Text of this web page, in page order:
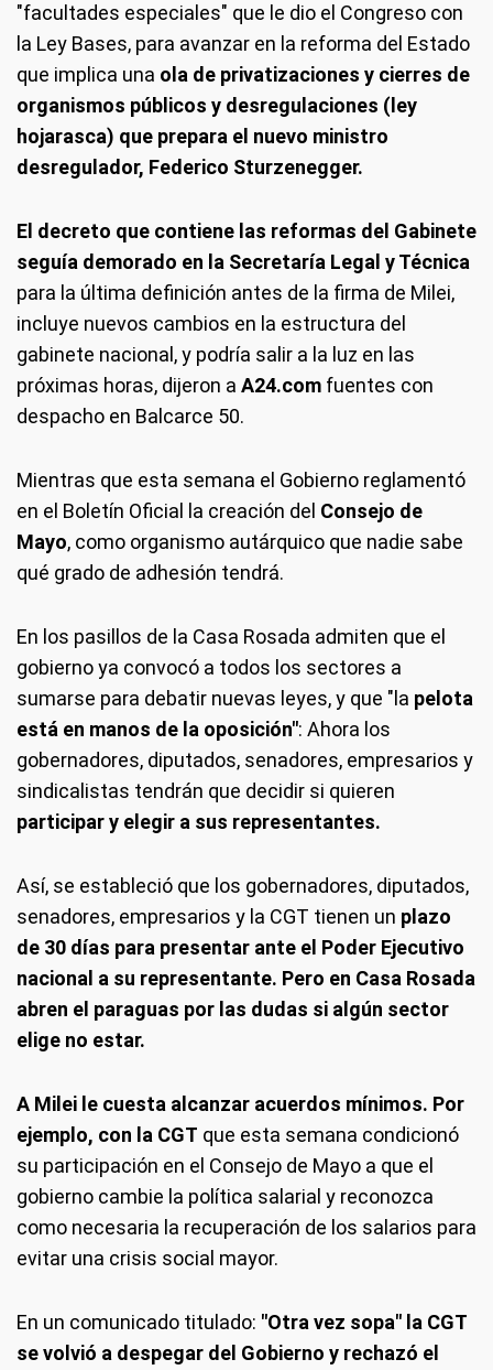
"facultades especiales" que le dio el Congreso con
la Ley Bases, para avanzar en la reforma del Estado
que implica una ola de privatizaciones y cierres de
organismos públicos y desregulaciones (ley
hojarasca) que prepara el nuevo ministro
desregulador, Federico Sturzenegger.
El decreto que contiene las reformas del Gabinete
seguía demorado en la Secretaría Legal y Técnica
para la última definición antes de la firma de Milei,
incluye nuevos cambios en la estructura del
gabinete nacional, y podría salir a la luz en las
próximas horas, dijeron a A24.com fuentes con
despacho en Balcarce 50.
Mientras que esta semana el Gobierno reglamentó
en el Boletín Oficial la creación del Consejo de
Mayo, como organismo autárquico que nadie sabe
qué grado de adhesión tendrá.
En los pasillos de la Casa Rosada admiten que el
gobierno ya convocó a todos los sectores a
sumarse para debatir nuevas leyes, y que "la pelota
está en manos de la oposición": Ahora los
gobernadores, diputados, senadores, empresarios y
sindicalistas tendrán que decidir si quieren
participar y elegir a sus representantes.
Así, se estableció que los gobernadores, diputados,
senadores, empresarios y la CGT tienen un plazo
de 30 días para presentar ante el Poder Ejecutivo
nacional a su representante. Pero en Casa Rosada
abren el paraguas por las dudas si algún sector
elige no estar.
A Milei le cuesta alcanzar acuerdos mínimos. Por
ejemplo, con la CGT que esta semana condicionó
su participación en el Consejo de Mayo a que el
gobierno cambie la política salarial y reconozca
como necesaria la recuperación de los salarios para
evitar una crisis social mayor.
En un comunicado titulado: "Otra vez sopa" la CGT
se volvió a despegar del Gobierno y rechazó el